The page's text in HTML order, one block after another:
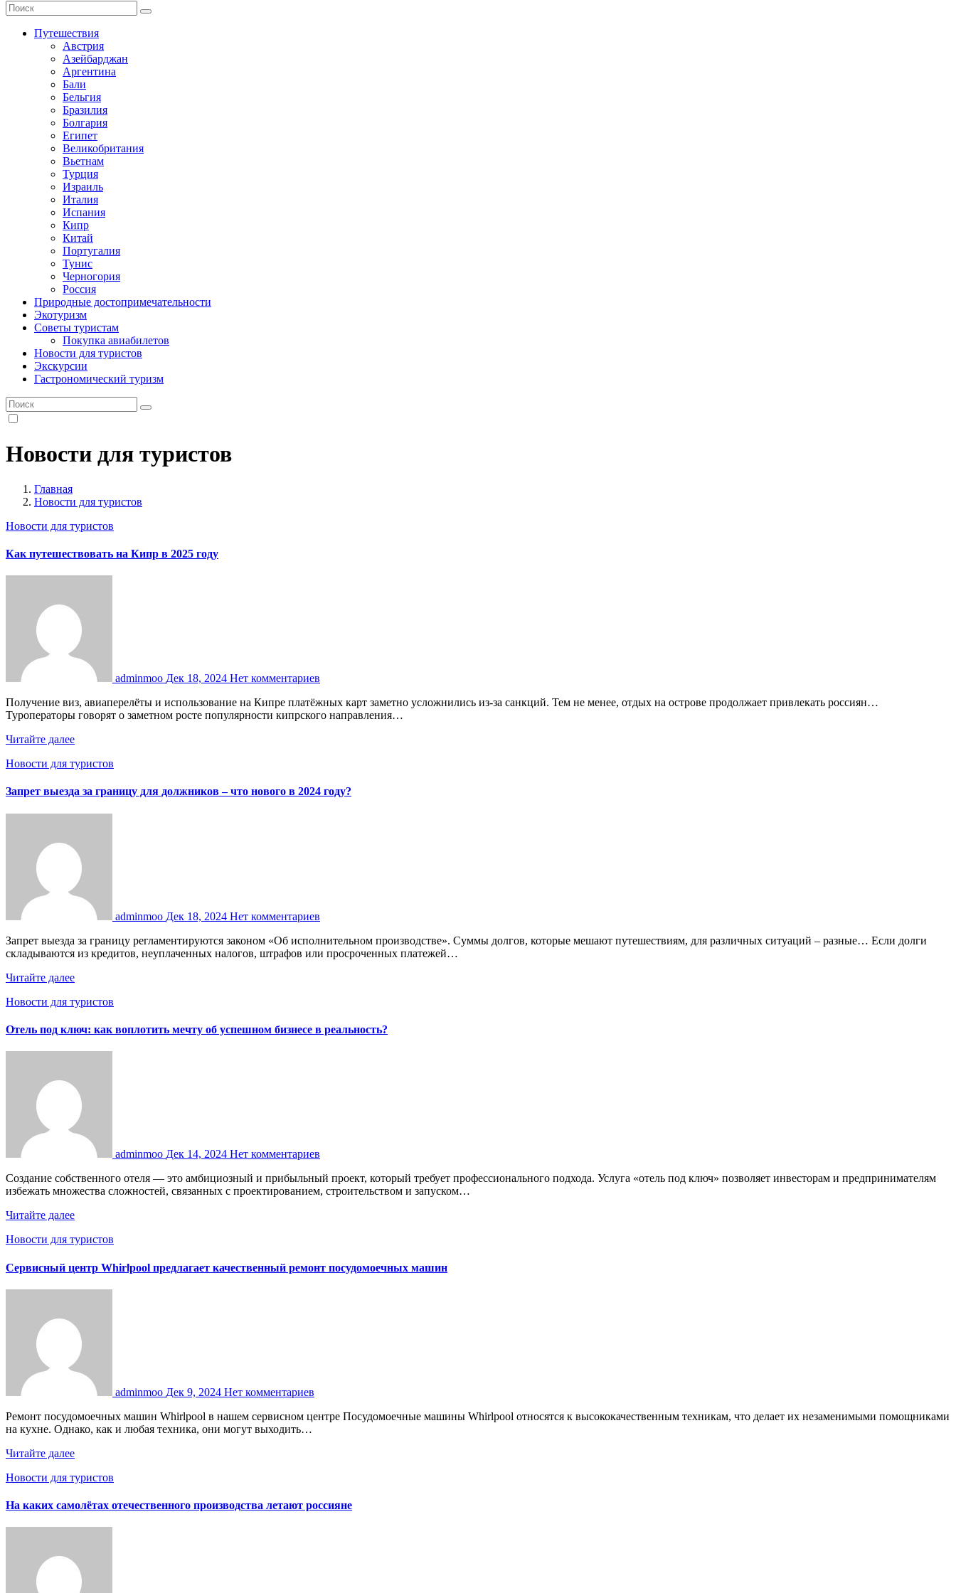
Путешествия
Австрия
Азейбарджан
Аргентина
Бали
Бельгия
Бразилия
Болгария
Египет
Великобритания
Вьетнам
Турция
Израиль
Италия
Испания
Кипр
Китай
Португалия
Тунис
Черногория
Россия
Природные достопримечательности
Экотуризм
Советы туристам
Покупка авиабилетов
Новости для туристов
Экскурсии
Гастрономический туризм
Новости для туристов
Главная
Новости для туристов
Новости для туристов
Как путешествовать на Кипр в 2025 году
adminmoo Дек 18, 2024 Нет комментариев
Получение виз, авиаперелёты и использование на Кипре платёжных карт заметно усложнились из-за санкций. Тем не менее, отдых на острове продолжает привлекать россиян…
Туроператоры говорят о заметном росте популярности кипрского направления…
Читайте далее
Новости для туристов
Запрет выезда за границу для должников – что нового в 2024 году?
adminmoo Дек 18, 2024 Нет комментариев
Запрет выезда за границу регламентируются законом «Об исполнительном производстве». Суммы долгов, которые мешают путешествиям, для различных ситуаций – разные… Если долги
складываются из кредитов, неуплаченных налогов, штрафов или просроченных платежей…
Читайте далее
Новости для туристов
Отель под ключ: как воплотить мечту об успешном бизнесе в реальность?
adminmoo Дек 14, 2024 Нет комментариев
Создание собственного отеля — это амбициозный и прибыльный проект, который требует профессионального подхода. Услуга «отель под ключ» позволяет инвесторам и предпринимателям
избежать множества сложностей, связанных с проектированием, строительством и запуском…
Читайте далее
Новости для туристов
Сервисный центр Whirlpool предлагает качественный ремонт посудомоечных машин
adminmoo Дек 9, 2024 Нет комментариев
Ремонт посудомоечных машин Whirlpool в нашем сервисном центре Посудомоечные машины Whirlpool относятся к высококачественным техникам, что делает их незаменимыми помощниками
на кухне. Однако, как и любая техника, они могут выходить…
Читайте далее
Новости для туристов
На каких самолётах отечественного производства летают россияне